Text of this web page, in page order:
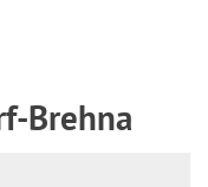
Brehna